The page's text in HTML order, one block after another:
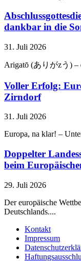
dankbar in die
31. Juli 2026
Arigatō (ありがzう) –
Voller Erfolg:
Zirndorf
31. Juli 2026
Europa, na klar! –
Doppelter
beim
29. Juli 2026
Der europäische
Deutschlands....
Kontakt
Impressum